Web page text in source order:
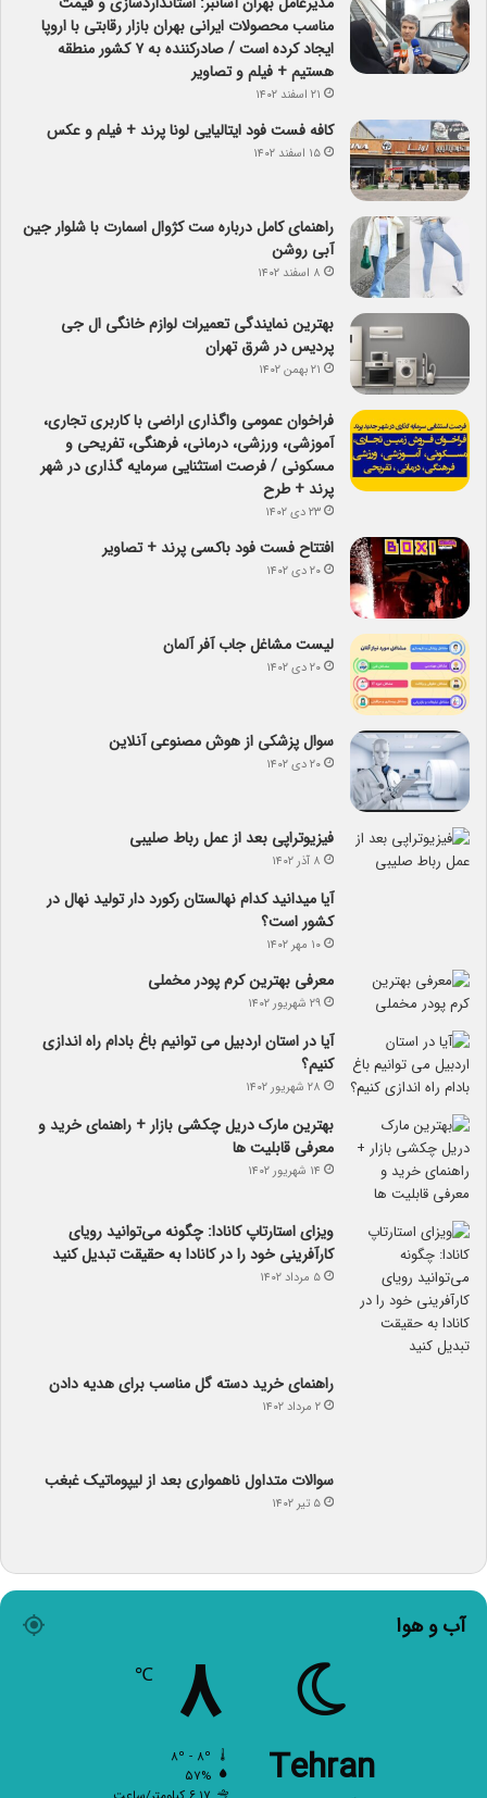
مناسب محصولات ایرانی بهران بازار رقابتی با اروپا
ایجاد کرده است / صادرکننده به ۷ کشور منطقه
هستیم + فیلم و تصاویر
۲۱ اسفند ۱۴۰۲
کافه فست فود ایتالیایی لونا پرند + فیلم و عکس
۱۵ اسفند ۱۴۰۲
راهنمای کامل درباره ست کژوال اسمارت با شلوار جین
آبی روشن
۸ اسفند ۱۴۰۲
بهترین نمایندگی تعمیرات لوازم خانگی ال جی
پردیس در شرق تهران
۲۱ بهمن ۱۴۰۲
فراخوان عمومی واگذاری اراضی با کاربری تجاری،
آموزشی، ورزشی، درمانی، فرهنگی، تفریحی و
مسکونی / فرصت استثنایی سرمایه گذاری در شهر
پرند + طرح
۲۳ دی ۱۴۰۲
افتتاح فست فود باکسی پرند + تصاویر
۲۰ دی ۱۴۰۲
لیست مشاغل جاب آفر آلمان
۲۰ دی ۱۴۰۲
سوال پزشکی از هوش مصنوعی آنلاین
۲۰ دی ۱۴۰۲
فیزیوتراپی بعد از عمل رباط صلیبی
۸ آذر ۱۴۰۲
آیا می­دانید کدام نهالستان رکورد دار تولید نهال­ در
کشور است؟
۱۰ مهر ۱۴۰۲
معرفی بهترین کرم پودر مخملی
۲۹ شهریور ۱۴۰۲
آیا در استان اردبیل می توانیم باغ بادام راه اندازی
کنیم؟
۲۸ شهریور ۱۴۰۲
بهترین مارک دریل چکشی بازار + راهنمای خرید و
معرفی قابلیت ها
۱۴ شهریور ۱۴۰۲
ویزای استارتاپ کانادا: چگونه می‌توانید رویای
کارآفرینی خود را در کانادا به حقیقت تبدیل کنید
۵ مرداد ۱۴۰۲
راهنمای خرید دسته گل مناسب برای هدیه دادن
۲ مرداد ۱۴۰۲
سوالات متداول ناهمواری بعد از لیپوماتیک غبغب
۵ تیر ۱۴۰۲
آب و هوا
Tehran
آسمان صاف
۸
۵۷%
۶.۱۷ کیلومتر/ساعت